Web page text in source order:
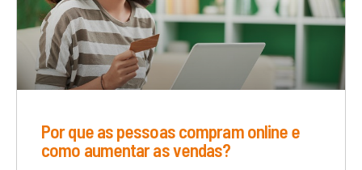
Por que as pessoas compram online e
como aumentar as vendas?